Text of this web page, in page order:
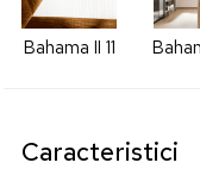
Bahama II 11
Caracteristici